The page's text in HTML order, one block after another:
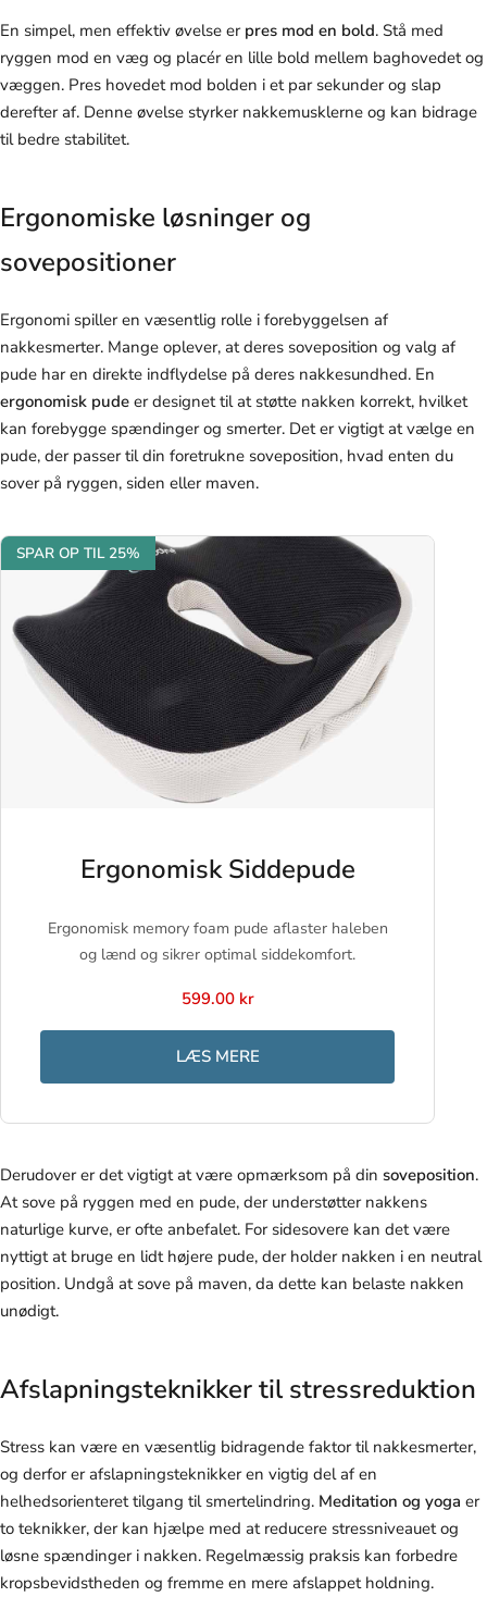
En simpel, men effektiv øvelse er pres mod en bold. Stå med
ryggen mod en væg og placér en lille bold mellem baghovedet og
væggen. Pres hovedet mod bolden i et par sekunder og slap
derefter af. Denne øvelse styrker nakkemusklerne og kan bidrage
til bedre stabilitet.
Ergonomiske løsninger og
sovepositioner
Ergonomi spiller en væsentlig rolle i forebyggelsen af
nakkesmerter. Mange oplever, at deres soveposition og valg af
pude har en direkte indflydelse på deres nakkesundhed. En
ergonomisk pude er designet til at støtte nakken korrekt, hvilket
kan forebygge spændinger og smerter. Det er vigtigt at vælge en
pude, der passer til din foretrukne soveposition, hvad enten du
sover på ryggen, siden eller maven.
SPAR OP TIL 25%
Ergonomisk Siddepude
Ergonomisk memory foam pude aflaster haleben
og lænd og sikrer optimal siddekomfort.
599.00 kr
LÆS MERE
Derudover er det vigtigt at være opmærksom på din soveposition.
At sove på ryggen med en pude, der understøtter nakkens
naturlige kurve, er ofte anbefalet. For sidesovere kan det være
nyttigt at bruge en lidt højere pude, der holder nakken i en neutral
position. Undgå at sove på maven, da dette kan belaste nakken
unødigt.
Afslapningsteknikker til stressreduktion
Stress kan være en væsentlig bidragende faktor til nakkesmerter,
og derfor er afslapningsteknikker en vigtig del af en
helhedsorienteret tilgang til smertelindring. Meditation og yoga er
to teknikker, der kan hjælpe med at reducere stressniveauet og
løsne spændinger i nakken. Regelmæssig praksis kan forbedre
kropsbevidstheden og fremme en mere afslappet holdning.